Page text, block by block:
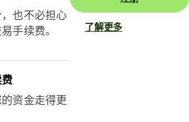
也不必担心
手续费。
资金走得更
了解更多